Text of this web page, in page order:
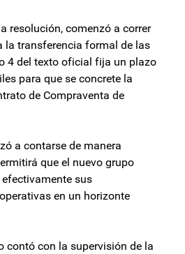
resolución, comenzó a correr
la transferencia formal de las
4 del texto oficial fija un plazo
para que se concrete la
de Compraventa de
a contarse de manera
que el nuevo grupo
sus
en un horizonte
contó con la supervisión de la